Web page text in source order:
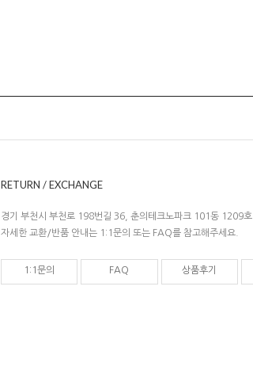
RETURN / EXCHANGE
경기 부천시 부천로 198번길 36, 춘의테크노파크 101동 1209호
자세한 교환/반품 안내는 1:1문의 또는 FAQ를 참고해주세요.
1:1문의 FAQ 상품후기